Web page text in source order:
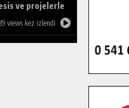
ve projelerle
views kez izlendi